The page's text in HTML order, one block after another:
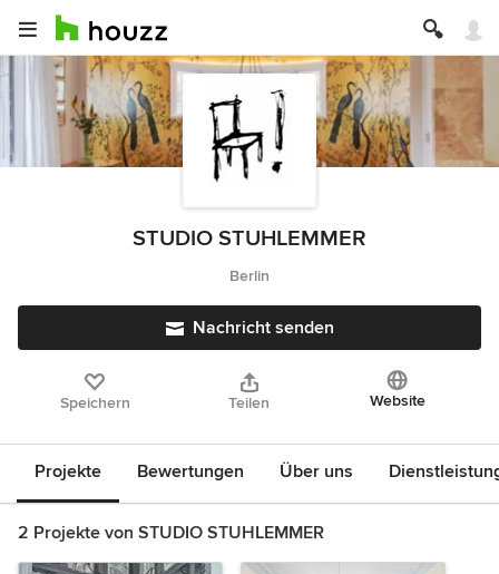
STUDIO STUHLEMMER
Berlin
Nachricht senden
Speichern Teilen Website
Projekte Bewertungen Über uns
2 Projekte von STUDIO STUHLEMMER